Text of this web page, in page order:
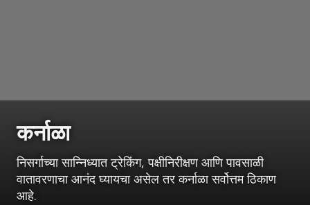
कर्नाळा
निसर्गाच्या सान्निध्यात ट्रेकिंग, पक्षीनिरीक्षण आणि पावसाळी
वातावरणाचा आनंद घ्यायचा असेल तर कर्नाळा सर्वोत्तम ठिकाण
आहे.